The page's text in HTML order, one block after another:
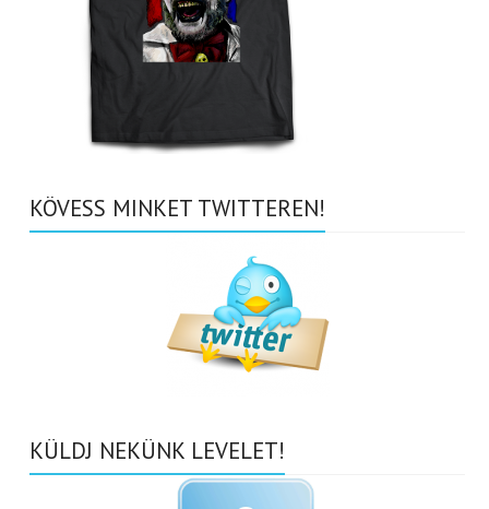
KÖVESS MINKET TWITTEREN!
KÜLDJ NEKÜNK LEVELET!